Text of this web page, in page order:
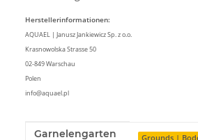
Herstellerinformationen:
AQUAEL | Janusz Jankiewicz Sp. z o.o.
Krasnowolska Strasse 50
02-849 Warschau
Polen
info@aquael.pl
Produkteigenschaft
Wert
Garnelengarten
Grounds |